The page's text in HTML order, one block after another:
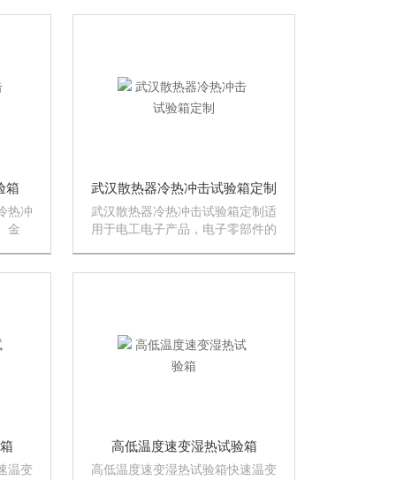
箱
热冲
金
武汉散热器冷热冲击试验箱定制
武汉散热器冷热冲击试验箱定制适
用于电工电子产品，电子零部件的
温变
高低温度速变湿热试验箱
高低温度速变湿热试验箱快速温变